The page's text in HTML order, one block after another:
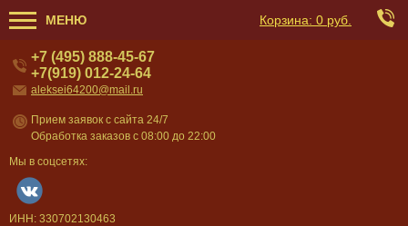
МЕНЮ Корзина: 0 руб.
+7 (495) 888-45-67
+7(919) 012-24-64
aleksei64200@mail.ru
Прием заявок с сайта 24/7
Обработка заказов с 08:00 до 22:00
Мы в соцсетях:
ИНН: 330702130463